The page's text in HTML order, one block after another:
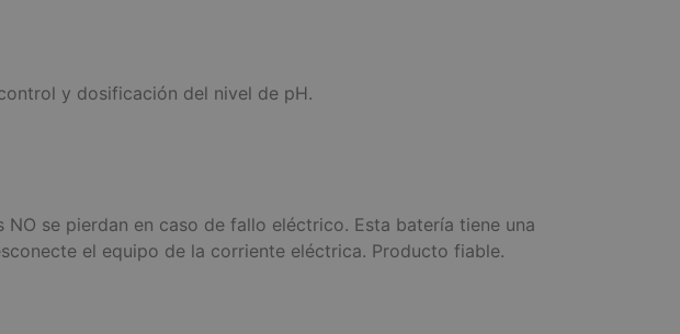
y dosificación del nivel de pH.
se pierdan en caso de fallo eléctrico. Esta batería tiene una
el equipo de la corriente eléctrica. Producto fiable.